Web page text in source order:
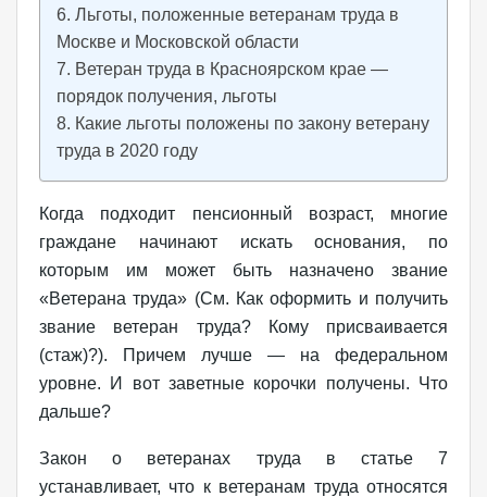
Льготы, положенные ветеранам труда в
Москве и Московской области
Ветеран труда в Красноярском крае —
порядок получения, льготы
Какие льготы положены по закону ветерану
труда в 2020 году
Когда подходит пенсионный возраст, многие
граждане начинают искать основания, по
которым им может быть назначено звание
«Ветерана труда» (См. Как оформить и получить
звание ветеран труда? Кому присваивается
(стаж)?). Причем лучше — на федеральном
уровне. И вот заветные корочки получены. Что
дальше?
Закон о ветеранах труда в статье 7
устанавливает, что к ветеранам труда относятся